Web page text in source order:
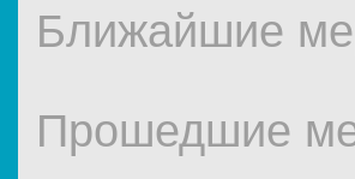
Ближайшие
Прошедшие